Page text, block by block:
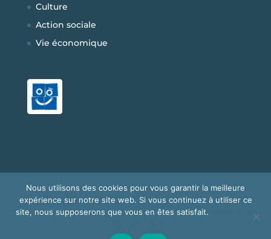
Culture
Action sociale
Vie économique
Copyright © 2026Mairie de Morières-les-
Avignon |Développé parbigbird
Communication|Mentions Légales|Plan Du
Nous utilisons des cookies pour vous garantir la meilleure
expérience sur notre site web. Si vous continuez à utiliser ce
site, nous supposerons que vous en êtes satisfait.
Politique de